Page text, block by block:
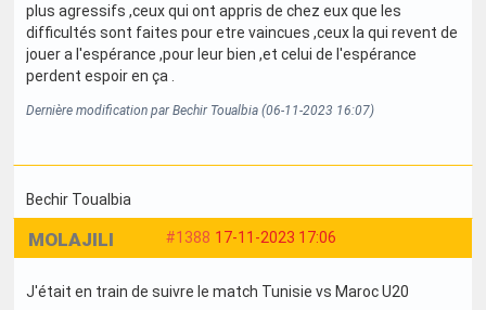
plus agressifs ,ceux qui ont appris de chez eux que les
difficultés sont faites pour etre vaincues ,ceux la qui revent de
jouer a l'espérance ,pour leur bien ,et celui de l'espérance
perdent espoir en ça .
Dernière modification par Bechir Toualbia (06-11-2023 16:07)
Bechir Toualbia
#1388 17-11-2023 17:06
MOLAJILI
J'était en train de suivre le match Tunisie vs Maroc U20